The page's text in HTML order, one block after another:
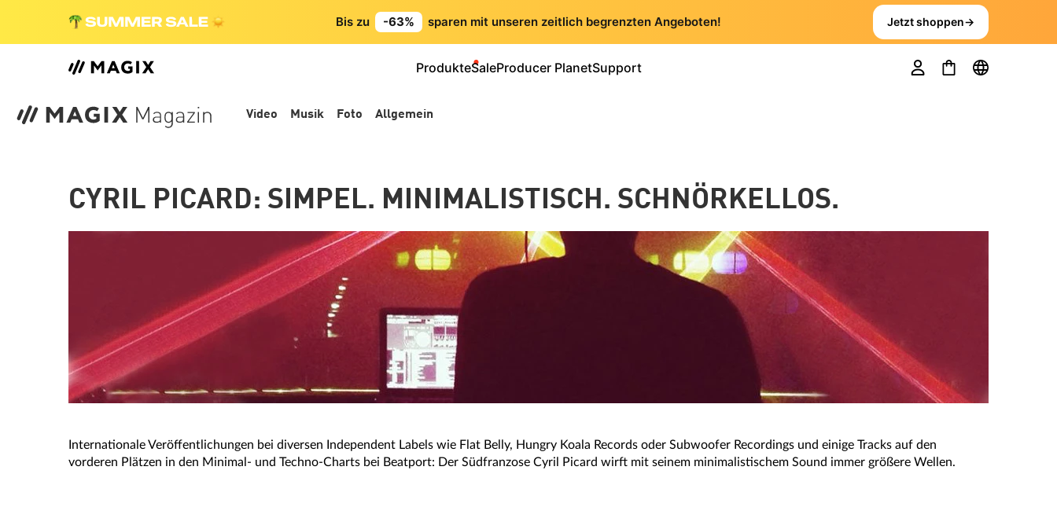
Bis zu -63% sparen mit unseren zeitlich begrenzten Angeboten! Jetzt shoppen→
ProdukteSaleProducer PlanetSupport
Video Musik Foto Allgemein
CYRIL PICARD: SIMPEL. MINIMALISTISCH. SCHNÖRKELLOS.
Internationale Veröffentlichungen bei diversen Independent Labels wie Flat Belly, Hungry Koala Records oder Subwoofer Recordings und einige Tracks auf den
vorderen Plätzen in den Minimal- und Techno-Charts bei Beatport: Der Südfranzose Cyril Picard wirft mit seinem minimalistischem Sound immer größere Wellen.